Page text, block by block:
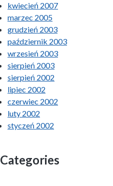
kwiecień 2007
marzec 2005
grudzień 2003
październik 2003
wrzesień 2003
sierpień 2003
sierpień 2002
lipiec 2002
czerwiec 2002
luty 2002
styczeń 2002
Categories